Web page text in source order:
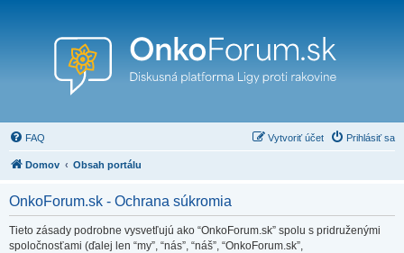
FAQ Prihlásiť sa
Vytvoriť účet
Domov Obsah portálu
OnkoForum.sk - Ochrana súkromia
Tieto zásady podrobne vysvetľujú ako “OnkoForum.sk” spolu s pridruženými
spoločnosťami (ďalej len “my”, “nás”, “náš”, “OnkoForum.sk”,